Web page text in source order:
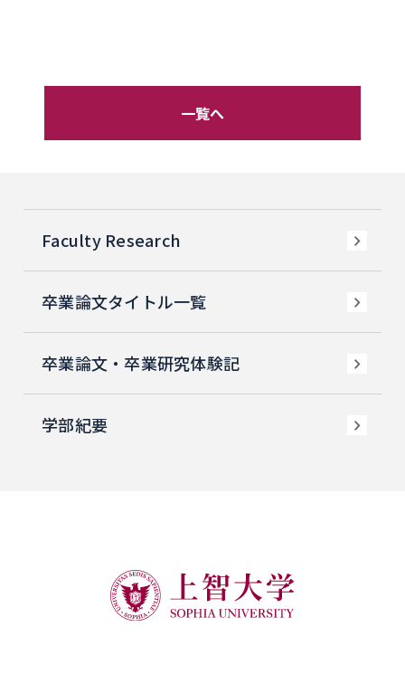
一覧へ
Faculty Research
卒業論文タイトル一覧
卒業論文・卒業研究体験記
学部紀要